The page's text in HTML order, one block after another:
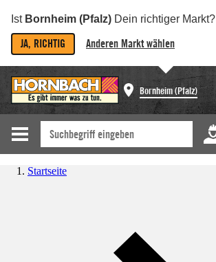
Ist Bornheim (Pfalz) Dein richtiger Markt?
JA, RICHTIG Anderen Markt wählen
Bornheim (Pfalz)
Startseite